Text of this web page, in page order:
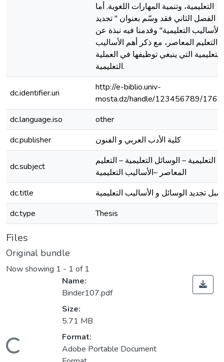
التعليمية، وتنمية المهارات اللغوية. أما
الفصل الثاني فقد وسّم بعنوان " تجديد
الأساليب التعليمية" وقدمنا فيه نبذة عن
التعليم المعاصر، مع ذكر أهم الأساليب
التعليمية التي ينبغي توظيفها في العملية
التعليمية.
dc.identifier.uri
http://e-biblio.univ-
mosta.dz/handle/123456789/
dc.language.iso
other
dc.publisher
كلية الأدب العربي و الفنون
dc.subject
التعليمية – الوسائل التعليمية – التعليم
المعاصر –الأساليب التعليمية
dc.title
سبل تجديد الوسائل و الأساليب التعليمية
dc.type
Thesis
Files
Original bundle
Now showing 1 - 1 of 1
Loading...
Name:
Binder107.pdf
Size:
5.71 MB
Format:
Adobe Portable Document